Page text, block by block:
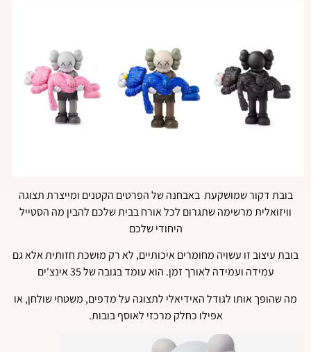
בובת דקור שמושקעת באבחנה של הפרטים הקטנים ומייצרת תצוגה
וויזואלית מרשימה שתגרום לכל אורח בבית שלכם להבין מה הסטייל
היחודי שלכם
בובת עיצוב זו עשויה מחומרים איכותיים, לא רק מושכת חזותית אלא גם
עמידה ועמידה לאורך זמן. הוא עומד בגובה של 35 אינצ'ים
מה שהופך אותו לגודל האידיאלי לתצוגה על מדפים, משטחי שולחן, או
אפילו כחלק מרכזי לאוסף בובות.